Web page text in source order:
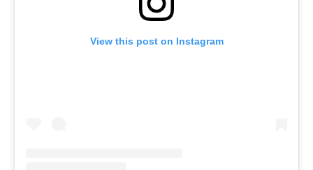
View this post on Instagram